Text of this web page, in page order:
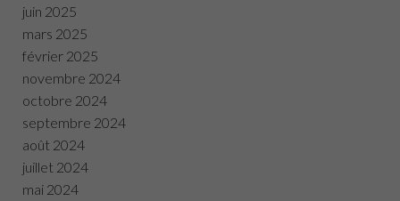
juin 2025
mars 2025
février 2025
novembre 2024
octobre 2024
septembre 2024
août 2024
juillet 2024
mai 2024